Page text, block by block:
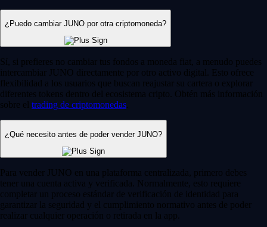
¿Puedo cambiar JUNO por otra criptomoneda?
Sí, si prefieres no cambiar tus fondos a moneda fiat, a menudo puedes
intercambiar JUNO directamente por otro activo digital. Esto ofrece
flexibilidad a los usuarios que buscan reajustar su cartera o explorar
diferentes tokens dentro del ecosistema cripto. Obtén más información
sobre el trading de criptomonedas
¿Qué necesito antes de poder vender JUNO?
Para vender JUNO en una plataforma centralizada, primero debes
tener una cuenta activa y verificada. Normalmente, esto requiere
completar un proceso estándar de verificación de identidad para
garantizar la seguridad y el cumplimiento normativo antes de poder
realizar cualquier operación o retirada en la app.